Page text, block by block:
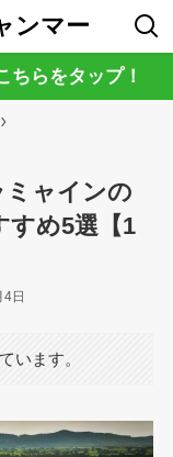
ンマー
ちらをタップ！
ミャインの
すめ5選【1
日
います。